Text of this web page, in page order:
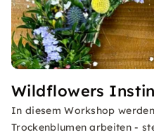
Wildflowers
In diesem Workshop
Trockenblumen arbeiten -